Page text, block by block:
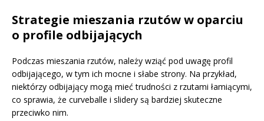
Strategie mieszania rzutów w oparciu
o profile odbijających
Podczas mieszania rzutów, należy wziąć pod uwagę profil
odbijającego, w tym ich mocne i słabe strony. Na przykład,
niektórzy odbijający mogą mieć trudności z rzutami łamiącymi,
co sprawia, że curveballe i slidery są bardziej skuteczne
przeciwko nim.